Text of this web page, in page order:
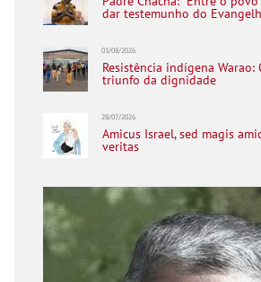
dar testemunho do
Resistência indígena Warao:
triunfo da dignidade
03/08/2026
Amicus Israel, sed magis
veritas
28/07/2026